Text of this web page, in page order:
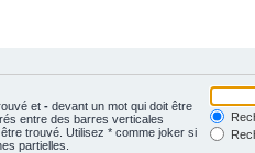
et - devant un mot qui doit être
entre des barres verticales
trouvé. Utilisez * comme joker si
partielles.